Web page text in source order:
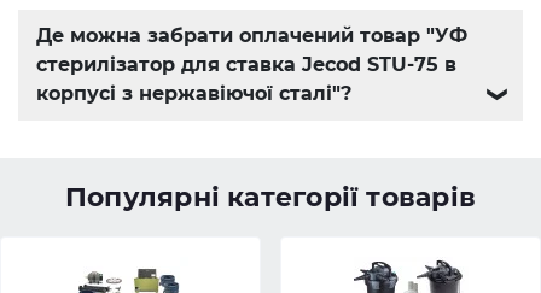
Де можна забрати оплачений товар "УФ
стерилізатор для ставка Jecod STU-75 в
корпусі з нержавіючої сталі"?
❯
Популярні категорії товарів